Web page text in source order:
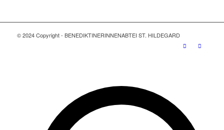
© 2024 Copyright - BENEDIKTINERINNENABTEI ST. HILDEGARD